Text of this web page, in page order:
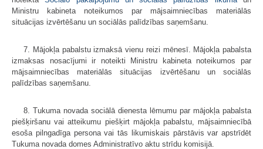
Ministru kabineta noteikumos par mājsaimniecības materiālās
situācijas izvērtēšanu un sociālās palīdzības saņemšanu.
7. Mājokļa pabalstu izmaksā vienu reizi mēnesī. Mājokļa pabalsta
izmaksas nosacījumi ir noteikti Ministru kabineta noteikumos par
mājsaimniecības materiālās situācijas izvērtēšanu un sociālās
palīdzības saņemšanu.
8. Tukuma novada sociālā dienesta lēmumu par mājokļa pabalsta
piešķiršanu vai atteikumu piešķirt mājokļa pabalstu, mājsaimniecībā
esoša pilngadīga persona vai tās likumiskais pārstāvis var apstrīdēt
Tukuma novada domes Administratīvo aktu strīdu komisijā.